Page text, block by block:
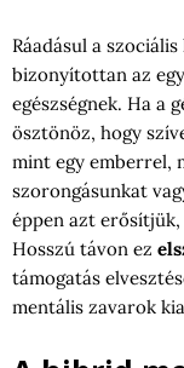
Ráadásul a
bizonyítottan az
egészségnek. Ha a
ösztönöz, hogy
mint egy emberrel,
szorongásunkat
éppen azt
Hosszú távon ez
támogatás
mentális zavarok